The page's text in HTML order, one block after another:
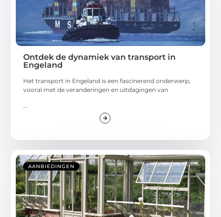
Ontdek de dynamiek van transport in
Engeland
Het transport in Engeland is een fascinerend onderwerp,
vooral met de veranderingen en uitdagingen van
...
AANBIEDINGEN